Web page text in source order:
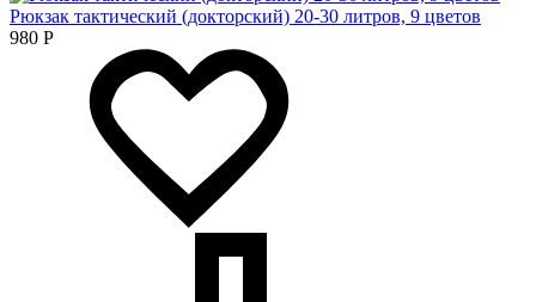
Рюкзак тактический (докторский) 20-30 литров, 9 цветов
980 Р